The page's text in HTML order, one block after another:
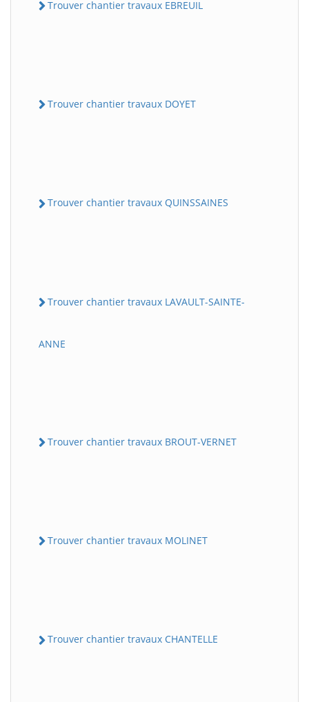
Trouver chantier travaux EBREUIL
Trouver chantier travaux DOYET
Trouver chantier travaux QUINSSAINES
Trouver chantier travaux LAVAULT-SAINTE-
ANNE
Trouver chantier travaux BROUT-VERNET
Trouver chantier travaux MOLINET
Trouver chantier travaux CHANTELLE